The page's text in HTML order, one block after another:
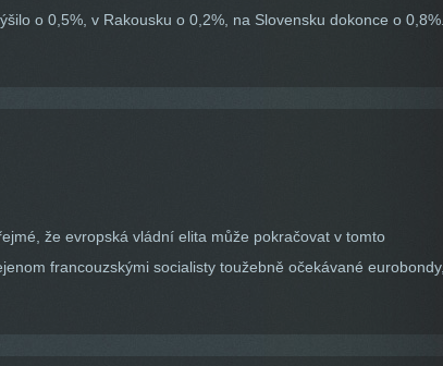
o 0,5%, v Rakousku o 0,2%, na Slovensku dokonce o 0,8%.
že evropská vládní elita může pokračovat v tomto
francouzskými socialisty toužebně očekávané eurobondy,